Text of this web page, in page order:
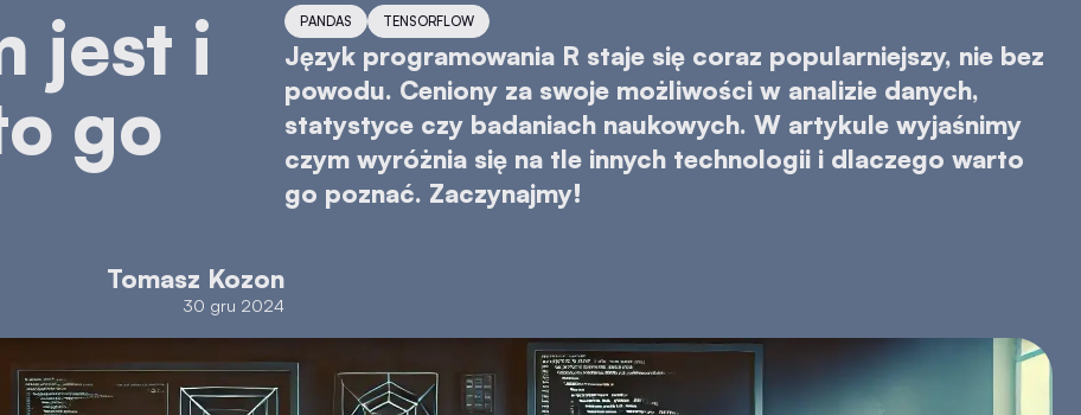
go
Tomasz Kozon
30 gru 2024
PANDAS TENSORFLOW
Język programowania R staje się coraz popularniejszy, nie bez
powodu. Ceniony za swoje możliwości w analizie danych,
statystyce czy badaniach naukowych. W artykule wyjaśnimy
czym wyróżnia się na tle innych technologii i dlaczego warto
go poznać. Zaczynajmy!